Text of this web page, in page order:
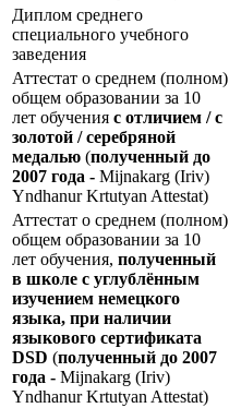
Диплом среднего
специального учебного
заведения
Аттестат о среднем (полном)
общем образовании за 10
лет обучения с отличием / с
золотой / серебряной
медалью (полученный до
2007 года - Mijnakarg (Iriv)
Yndhanur Krtutyan Attestat)
Аттестат о среднем (полном)
общем образовании за 10
лет обучения, полученный
в школе с углублённым
изучением немецкого
языка, при наличии
языкового сертификата
DSD (полученный до 2007
года - Mijnakarg (Iriv)
Yndhanur Krtutyan Attestat)